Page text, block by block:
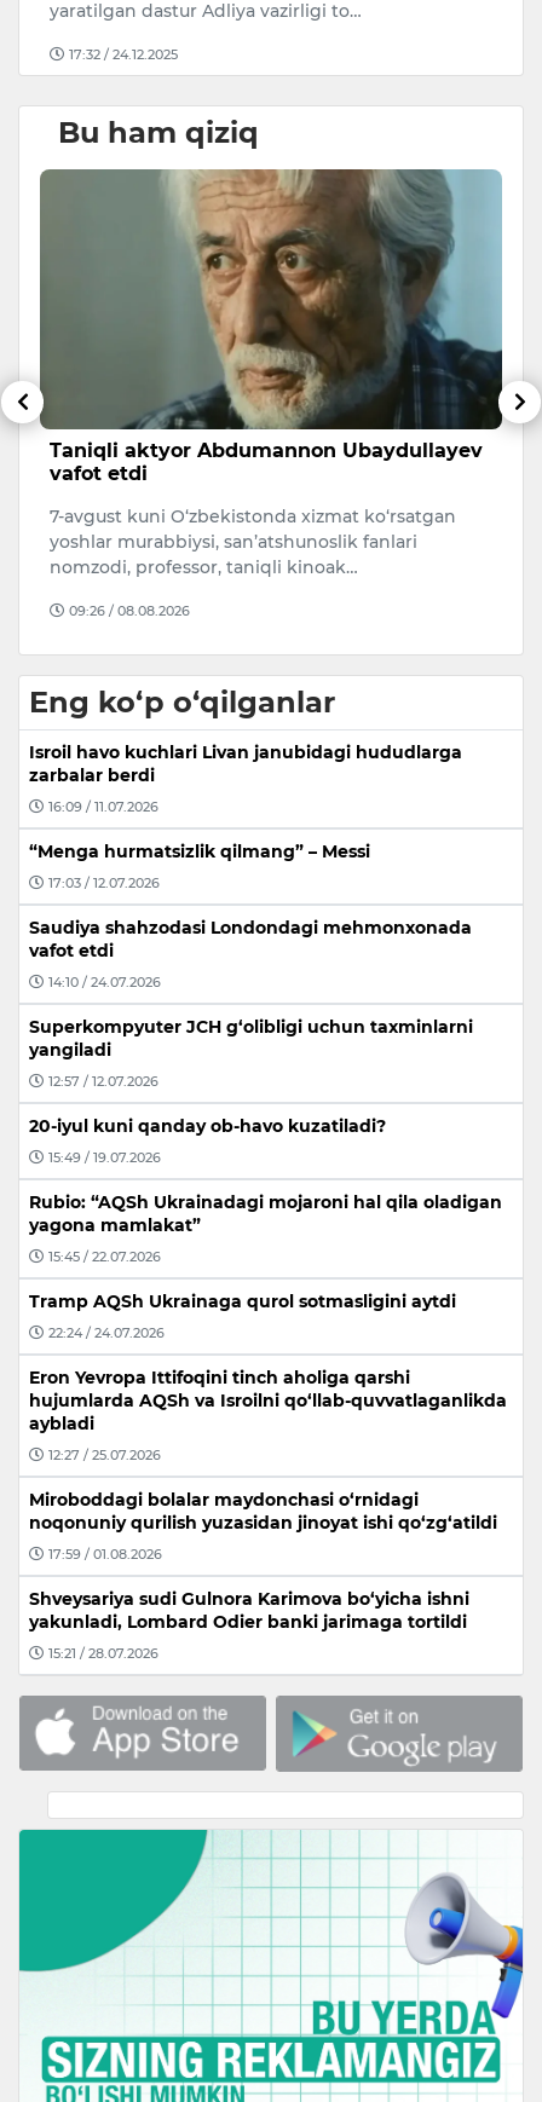
yaratilgan dastur Adliya vazirligi to…
17:32 / 24.12.2025
Bu ham qiziq
Taniqli aktyor Abdumannon Ubaydullayev
vafot etdi
7-avgust kuni O‘zbekistonda xizmat ko‘rsatgan
yoshlar murabbiysi, san’atshunoslik fanlari
nomzodi, professor, taniqli kinoak…
09:26 / 08.08.2026
Eng ko‘p o‘qilganlar
Isroil havo kuchlari Livan janubidagi hududlarga
zarbalar berdi
16:09 / 11.07.2026
“Menga hurmatsizlik qilmang” – Messi
17:03 / 12.07.2026
Saudiya shahzodasi Londondagi mehmonxonada
vafot etdi
14:10 / 24.07.2026
Superkompyuter JCH g‘olibligi uchun taxminlarni
yangiladi
12:57 / 12.07.2026
20-iyul kuni qanday ob-havo kuzatiladi?
15:49 / 19.07.2026
Rubio: “AQSh Ukrainadagi mojaroni hal qila oladigan
yagona mamlakat”
15:45 / 22.07.2026
Tramp AQSh Ukrainaga qurol sotmasligini aytdi
22:24 / 24.07.2026
Eron Yevropa Ittifoqini tinch aholiga qarshi
hujumlarda AQSh va Isroilni qo‘llab-quvvatlaganlikda
aybladi
12:27 / 25.07.2026
Miroboddagi bolalar maydonchasi o‘rnidagi
noqonuniy qurilish yuzasidan jinoyat ishi qo‘zg‘atildi
17:59 / 01.08.2026
Shveysariya sudi Gulnora Karimova bo‘yicha ishni
yakunladi, Lombard Odier banki jarimaga tortildi
15:21 / 28.07.2026